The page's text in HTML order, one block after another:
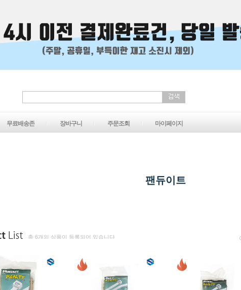
무료배송존 장바구니 주문조회 마이페이지
팬듀이트
총 6개의 상품이 등록되어 있습니다